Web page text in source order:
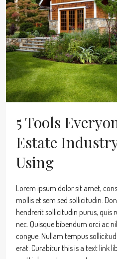
5 Tools
Estate
Using
Lorem ipsum dolor sit amet,
mollis et sem sed sollicitudin.
hendrerit sollicitudin purus, quis
nec. Quisque bibendum orci ac
congue. Nullam tempus
erat. Curabitur this is a text link